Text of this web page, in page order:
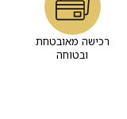
רכישה מאובטחת
ובטוחה